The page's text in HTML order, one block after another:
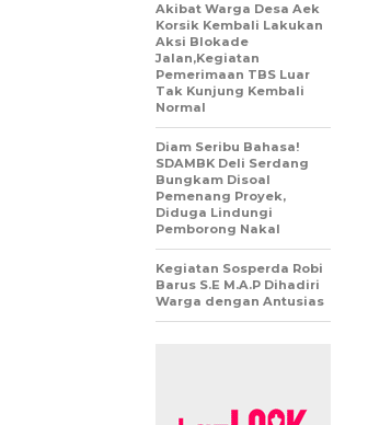
Akibat Warga Desa Aek
Korsik Kembali Lakukan
Aksi Blokade
Jalan,Kegiatan
Pemerimaan TBS Luar
Tak Kunjung Kembali
Normal
Diam Seribu Bahasa!
SDAMBK Deli Serdang
Bungkam Disoal
Pemenang Proyek,
Diduga Lindungi
Pemborong Nakal
Kegiatan Sosperda Robi
Barus S.E M.A.P Dihadiri
Warga dengan Antusias